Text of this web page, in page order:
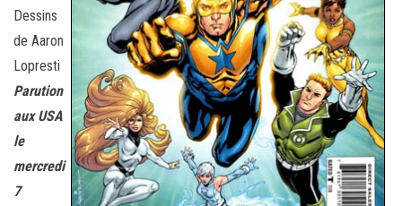
Dessins
de Aaron
Lopresti
Parution
aux USA
le
mercredi
7